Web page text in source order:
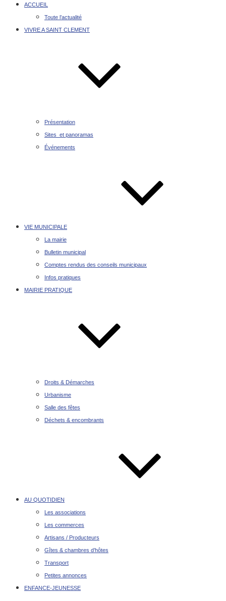
ACCUEIL
Toute l’actualité
VIVRE A SAINT CLEMENT
Présentation
Sites et panoramas
Événements
VIE MUNICIPALE
La mairie
Bulletin municipal
Comptes rendus des conseils municipaux
Infos pratiques
MAIRIE PRATIQUE
Droits & Démarches
Urbanisme
Salle des fêtes
Déchets & encombrants
AU QUOTIDIEN
Les associations
Les commerces
Artisans / Producteurs
Gîtes & chambres d’hôtes
Transport
Petites annonces
ENFANCE-JEUNESSE